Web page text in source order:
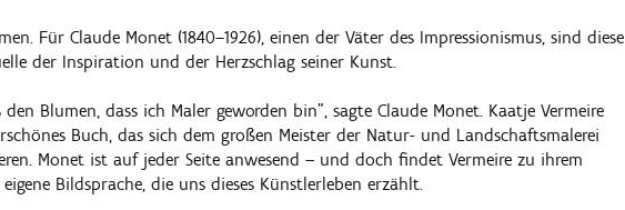
Für Claude Monet (1840–1926), einen der Väter des Impressionismus, sind diese
der Inspiration und der Herzschlag seiner Kunst.
Blumen, dass ich Maler geworden bin", sagte Claude Monet. Kaatje Vermeire
Buch, das sich dem großen Meister der Natur- und Landschaftsmalerei
Monet ist auf jeder Seite anwesend – und doch findet Vermeire zu ihrem
Bildsprache, die uns dieses Künstlerleben erzählt.